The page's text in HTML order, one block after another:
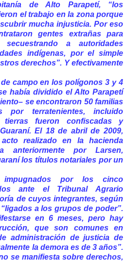
de Alto Parapetí, “los
el trabajo en la zona porque
mucha injusticia. Por eso
gentes extrañas para
a autoridades
indígenas, por el simple
derechos”. Y efectivamente
campo en los polígonos 3 y 4
había dividido el Alto Parapetí
se encontraron 50 familias
por terratenientes, incluido
tierras fueron confiscadas y
El 18 de abril de 2009,
realizado en la hacienda
anteriormente por Larsen,
los títulos notariales por un
por los cinco
ante el Tribunal Agrario
de cuyos integrantes, según
a los grupos de poder”.
en 6 meses, pero hay
que son comunes en
administración de justicia de
la demora es de 3 años”.
se manifiesta sobre derechos,